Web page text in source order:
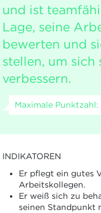
und ist
Lage, seine
bewerten und
stellen, um sich
verbessern.
Maximale Punktzahl:
INDIKATOREN
Er pflegt ein gutes
Arbeitskollegen.
Er weiß sich zu
seinen Standpunkt